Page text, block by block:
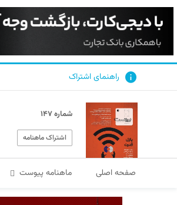
راهنمای اشتراک
شماره ۱۴۷
اشتراک ماهنامه
صفحه اصلی ماهنامه پیوست